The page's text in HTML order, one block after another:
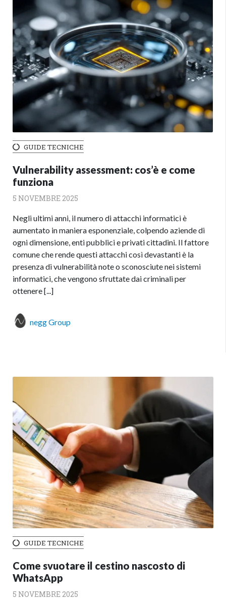
GUIDE TECNICHE
Vulnerability assessment: cos’è e come
funziona
5 NOVEMBRE 2025
Negli ultimi anni, il numero di attacchi informatici è
aumentato in maniera esponenziale, colpendo aziende di
ogni dimensione, enti pubblici e privati cittadini. Il fattore
comune che rende questi attacchi così devastanti è la
presenza di vulnerabilità note o sconosciute nei sistemi
informatici, che vengono sfruttate dai criminali per
ottenere [...]
negg Group
GUIDE TECNICHE
Come svuotare il cestino nascosto di
WhatsApp
5 NOVEMBRE 2025